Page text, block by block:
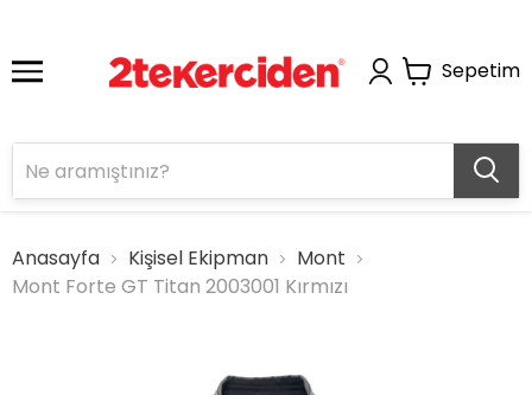
Sepetim
Anasayfa Kişisel Ekipman
Mont
Mont Forte GT Titan 2003001 Kırmızı